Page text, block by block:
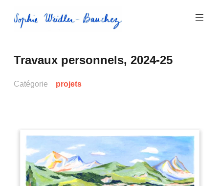
au
contenu
Sophie
Weidler-
Bauchez
Travaux personnels, 2024-25
Catégorie projets